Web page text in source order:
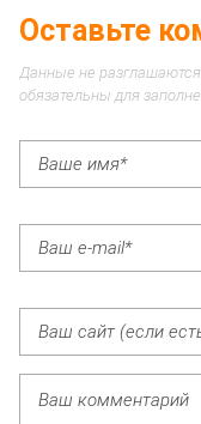
Оставьте
Данные не
обязательны для